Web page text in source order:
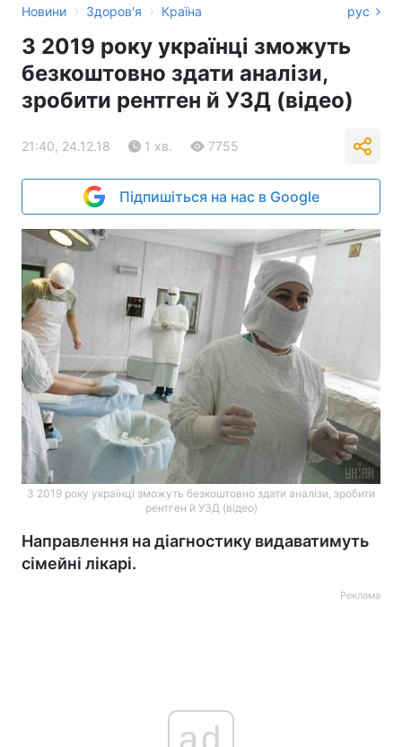
Новини › Здоров'я › Країна рус
З 2019 року українці зможуть
безкоштовно здати аналізи,
зробити рентген й УЗД (відео)
21:40, 24.12.18 1 хв. 7755
Підпишіться на нас в Google
З 2019 року українці зможуть безкоштовно здати аналізи, зробити
рентген й УЗД (відео)
Направлення на діагностику видаватимуть
сімейні лікарі.
Реклама
ad